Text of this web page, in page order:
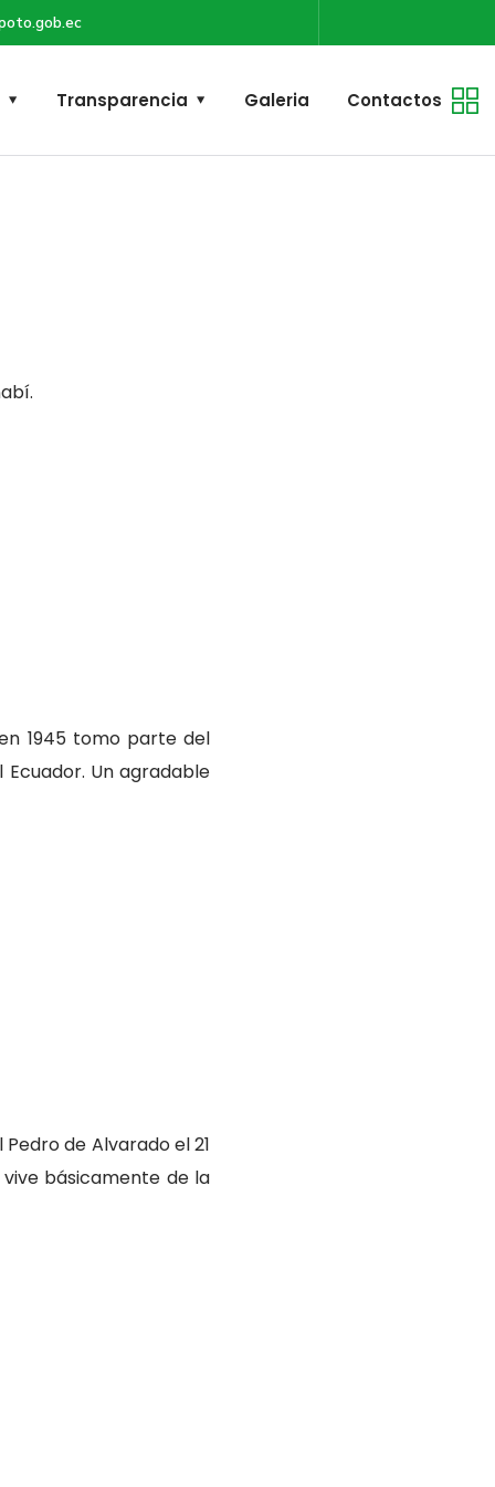
Transparencia Galeria Contactos
1945 tomo parte del
Un agradable
de Alvarado el 21
básicamente de la